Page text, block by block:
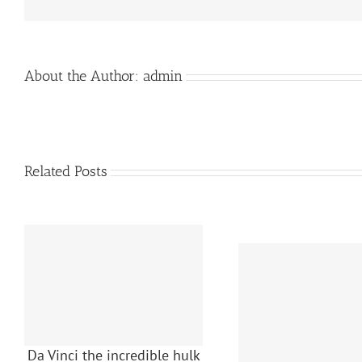
About the Author: admin
Related Posts
Da Vinci the incredible hulk